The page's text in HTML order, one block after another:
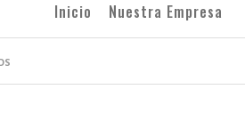
Inicio Nuestra Empresa